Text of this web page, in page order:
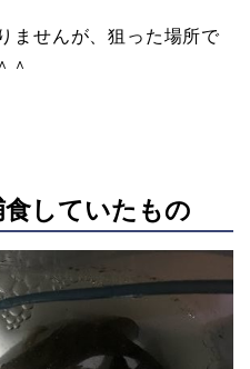
ませんが、狙った場所で
＾
していたもの